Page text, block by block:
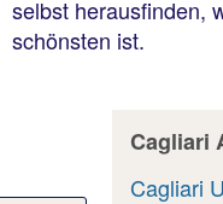
selbst herausfinden,
schönsten ist.
Cagliari
Cagliari